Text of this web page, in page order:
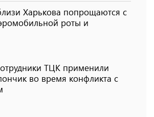
Харькова попрощаются с
роты и
ТЦК применили
во время конфликта с